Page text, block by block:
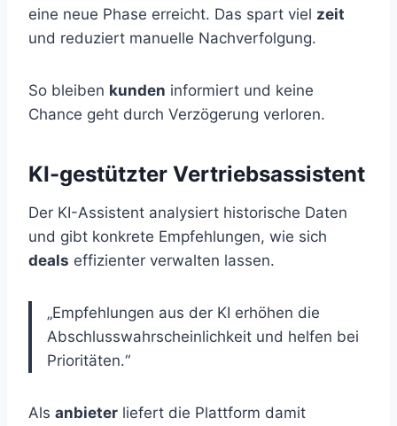
eine neue Phase erreicht. Das spart viel zeit
und reduziert manuelle Nachverfolgung.
So bleiben kunden informiert und keine
Chance geht durch Verzögerung verloren.
KI-gestützter Vertriebsassistent
Der KI-Assistent analysiert historische Daten
und gibt konkrete Empfehlungen, wie sich
deals effizienter verwalten lassen.
„Empfehlungen aus der KI erhöhen die
Abschlusswahrscheinlichkeit und helfen bei
Prioritäten.“
Als anbieter liefert die Plattform damit